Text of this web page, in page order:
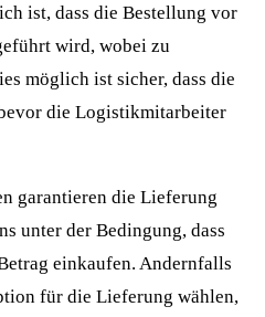
ist, dass die Bestellung vor
wird, wobei zu
möglich ist sicher, dass die
die Logistikmitarbeiter
garantieren die Lieferung
unter der Bedingung, dass
einkaufen. Andernfalls
für die Lieferung wählen,